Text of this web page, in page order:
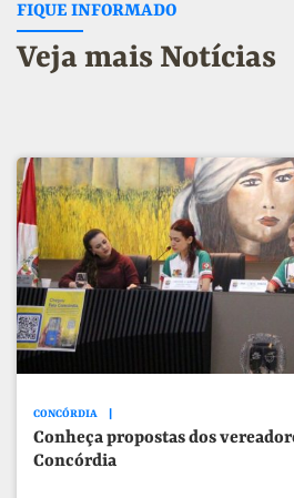
FIQUE INFORMADO
Veja mais Notícias
CONCÓRDIA
Conheça propostas dos
Concórdia